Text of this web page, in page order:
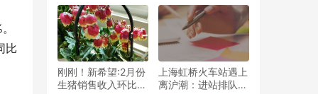
比
刚刚！新希望:2月份
生猪销售收入环比下
上海虹桥火车站遇上
离沪潮：进站排队2